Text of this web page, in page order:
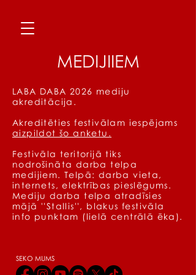
MEDIJIIEM
LABA DABA 2026 mediju
akreditācija.
Akreditēties festivālam iespējams
aizpildot šo anketu.
Festivāla teritorijā tiks
nodrošināta darba telpa
medijiem. Telpā: darba vieta,
internets, elektrības pieslēgums.
Mediju darba telpa atradīsies
mājā ''Stallis'', blakus festivāla
info punktam (lielā centrālā ēka).
SEKO MUMS